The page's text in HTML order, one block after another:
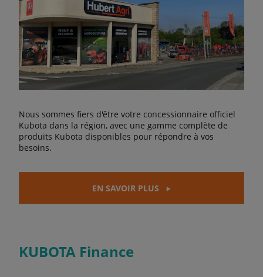
Nous sommes fiers d'être votre concessionnaire officiel
Kubota dans la région, avec une gamme complète de
produits Kubota disponibles pour répondre à vos
besoins.
EN SAVOIR PLUS
KUBOTA Finance